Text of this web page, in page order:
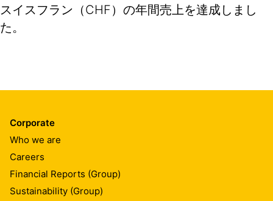
スイスフラン（CHF）の年間売上を達成しまし
た。
Corporate
Who we are
Careers
Financial Reports (Group)
Sustainability (Group)